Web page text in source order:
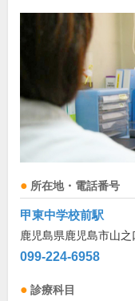
所在地・電話番号
甲東中学校前駅
鹿児島県鹿児島市山
099-224-6958
診療科目